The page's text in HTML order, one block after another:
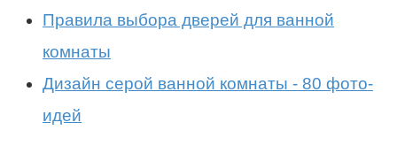
Правила выбора дверей для ванной
комнаты
Дизайн серой ванной комнаты - 80 фото-
идей